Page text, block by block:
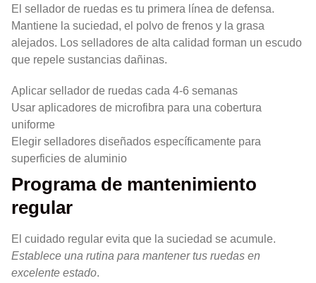
El sellador de ruedas es tu primera línea de defensa.
Mantiene la suciedad, el polvo de frenos y la grasa
alejados. Los selladores de alta calidad forman un escudo
que repele sustancias dañinas.
Aplicar sellador de ruedas cada 4-6 semanas
Usar aplicadores de microfibra para una cobertura
uniforme
Elegir selladores diseñados específicamente para
superficies de aluminio
Programa de mantenimiento
regular
El cuidado regular evita que la suciedad se acumule.
Establece una rutina para mantener tus ruedas en
excelente estado.